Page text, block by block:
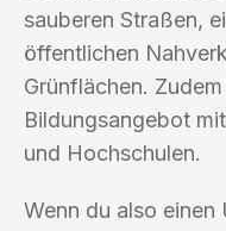
sauberen Straßen,
öffentlichen
Grünflächen.
Bildungsangebot
und Hochschulen.
Wenn du also einen